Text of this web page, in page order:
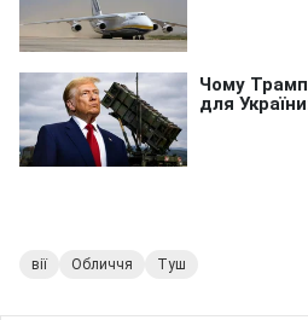
вії Обличчя Туш